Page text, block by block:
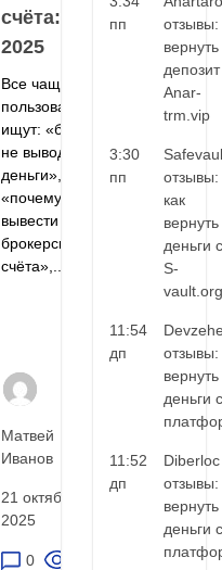
счёта: гайд
2025
Все чаще
пользователи
ищут: «брокер
не выводит
деньги»,
«почему нельзя
вывести деньги с
брокерского
счёта»,...
Матвей
Иванов
21 октября,
2025
0
пп
отзывы:
вернуть
Anar-
trm.vip
3:30
пп
отзывы:
как
вернуть
деньги с
S-
vault.org
11:54
дп
отзывы:
вернуть
деньги с
11:52
дп
Diberloc
отзывы:
вернуть
деньги с